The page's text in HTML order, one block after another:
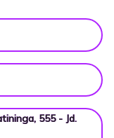
555 - Jd.